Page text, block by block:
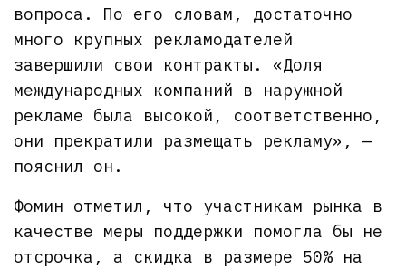
вопроса. По его словам, достаточно
много крупных рекламодателей
завершили свои контракты. «Доля
международных компаний в наружной
рекламе была высокой, соответственно,
они прекратили размещать рекламу», —
пояснил он.
Фомин отметил, что участникам рынка в
качестве меры поддержки помогла бы не
отсрочка, а скидка в размере 50% на